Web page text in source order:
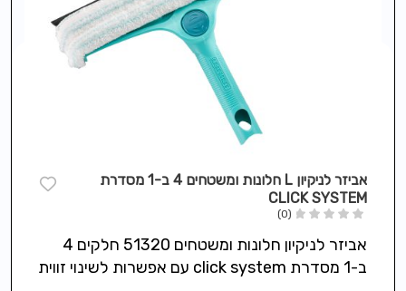
אביזר לניקיון L חלונות ומשטחים 4 ב-1 מסדרת
CLICK SYSTEM
(0)
אביזר לניקיון חלונות ומשטחים 51320 חלקים 4
ב-1 מסדרת click system עם אפשרות לשינוי זווית